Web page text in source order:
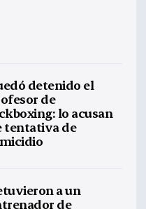
detenido el
de
lo acusan
tentativa de
a un
de